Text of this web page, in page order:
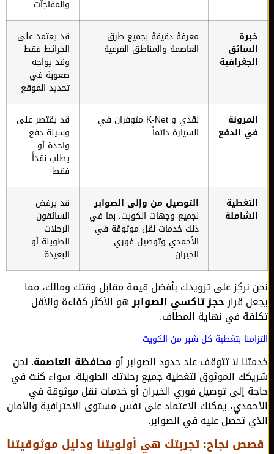
والمفاجآت
معرفة دقيقة بجميع طرق
العاصمة والمناطق الفرعية
قد يعتمد على
الخرائط فقط
وقد يواجه
صعوبة في
تحديد الموقع
الدفع
نقدي و K-Net متوفران في
السيارة دائماً
قد يقتصر على
وسيلة دفع
واحدة أو
يطلب نقداً
التوصيل من وإلى الصوابر
لجميع وجهات الكويت، بما في
ذلك خدمات نقل موثوقة في
الأحمدي وتوصيل فوري
الخيران
قد يرفض
السائقون
الرحلات
الطويلة أو
البعيدة
نركز على تزويدك بأفضل قيمة مقابل وقتك ومالك، مما
قرار حجز تاكسي الصوابرهو الأكثر كفاءة والأقل
في نهاية المطاف.
بتغطية كل شبر من الكويت
لا تتوقف عند حدود الصوابر أومحافظة العاصمة. نحن
الموثوق لتغطية جميع رحلاتك الطويلة. سواء كنت في
إلى توصيل فوري الخيران أو خدمات نقل موثوقة في
يمكنك الاعتماد على نفس مستوى الاحترافية والأمان
تحصل عليه في الصوابر.
نجاح: تجربتك هي أولويتنا ودليل موثوقيتنا